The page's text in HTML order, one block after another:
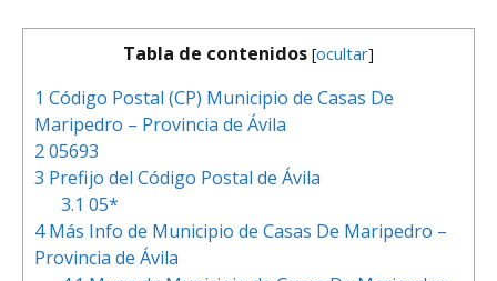
Tabla de contenidos [ocultar]
1 Código Postal (CP) Municipio de Casas De
Maripedro – Provincia de Ávila
205693
3 Prefijo del Código Postal de Ávila
3.1 05*
4Más Info de Municipio de Casas De Maripedro –
Provincia de Ávila